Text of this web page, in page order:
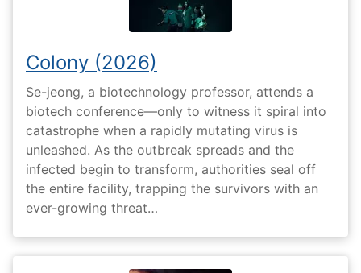
Colony (2026)
Se-jeong, a biotechnology professor, attends a
biotech conference—only to witness it spiral into
catastrophe when a rapidly mutating virus is
unleashed. As the outbreak spreads and the
infected begin to transform, authorities seal off
the entire facility, trapping the survivors with an
ever-growing threat…